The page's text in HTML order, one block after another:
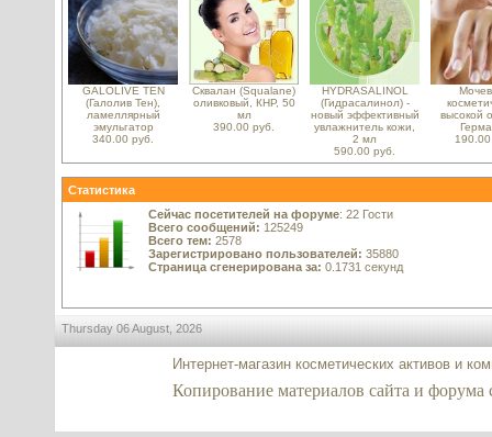
GALOLIVE TEN
(Галолив Тен),
ламеллярный
эмульгатор
340.00 руб.
Сквалан (Squalane)
оливковый, КНР, 50
мл
390.00 руб.
HYDRASALINOL
(Гидрасалинол) -
новый эффективный
увлажнитель кожи,
2 мл
590.00 руб.
высокой
Статистика
Сейчас посетителей на форуме: 22 Гости
Всего сообщений: 125249
Всего тем: 2578
Зарегистрировано пользователей: 35880
Страница сгенерирована за: 0.1731 секунд
Thursday 06 August, 2026
Интернет-магазин косметических активов и
Копирование материалов сайта и